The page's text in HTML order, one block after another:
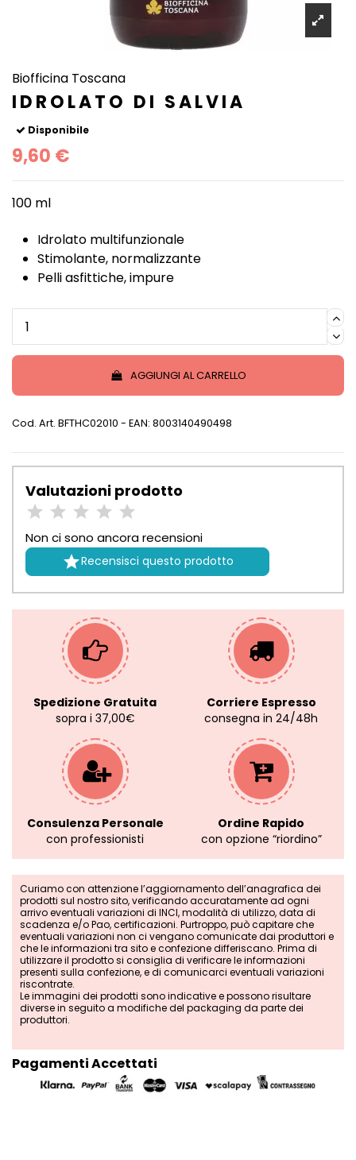
Biofficina Toscana
IDROLATO DI SALVIA
Disponibile
9,60 €
100 ml
Idrolato multifunzionale
Stimolante, normalizzante
Pelli asfittiche, impure
AGGIUNGI AL CARRELLO
Cod. Art. BFTHC02010 - EAN: 8003140490498
Valutazioni prodotto
Non ci sono ancora recensioni
Recensisci questo prodotto
Spedizione Gratuita
sopra i 37,00€
Corriere Espresso
consegna in 24/48h
Consulenza Personale
con professionisti
Ordine Rapido
con opzione “riordino”
Curiamo con attenzione l’aggiornamento dell’anagrafica dei
prodotti sul nostro sito, verificando accuratamente ad ogni
arrivo eventuali variazioni di INCI, modalità di utilizzo, data di
scadenza e/o Pao, certificazioni. Purtroppo, può capitare che
eventuali variazioni non ci vengano comunicate dai produttori e
che le informazioni tra sito e confezione differiscano. Prima di
utilizzare il prodotto si consiglia di verificare le informazioni
presenti sulla confezione, e di comunicarci eventuali variazioni
riscontrate.
Le immagini dei prodotti sono indicative e possono risultare
diverse in seguito a modifiche del packaging da parte dei
produttori.
Pagamenti Accettati